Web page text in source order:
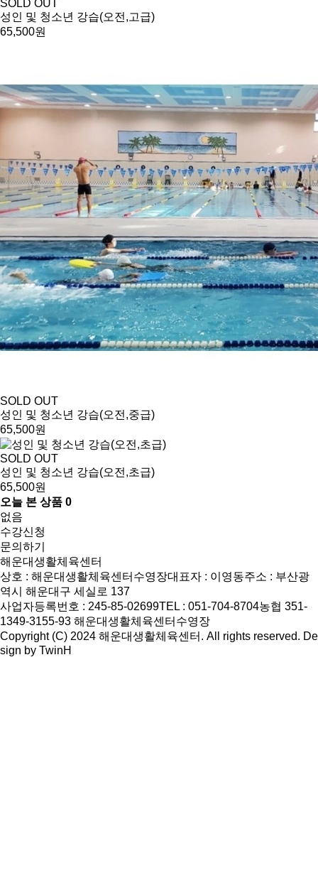
SOLD OUT
성인 및 청소년 강습(오전,고급)
65,500원
SOLD OUT
성인 및 청소년 강습(오전,중급)
65,500원
SOLD OUT
성인 및 청소년 강습(오전,초급)
65,500원
오늘 본 상품 0
없음
수강신청
문의하기
해운대생활체육센터
상호 : 해운대생활체육센터수영장대표자 : 이영동주소 : 부산광
역시 해운대구 세실로 137
사업자등록번호 : 245-85-02699TEL : 051-704-8704농협 351-
1349-3155-93 해운대생활체육센터수영장
Copyright (C) 2024 해운대생활체육센터. All rights reserved. De
sign by TwinH